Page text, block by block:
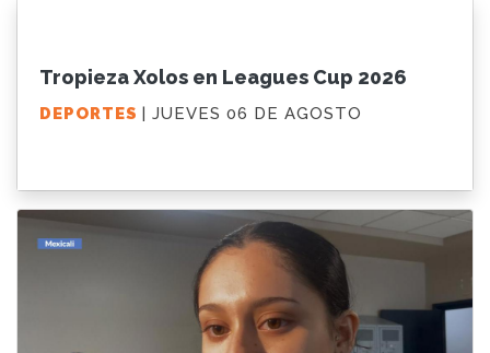
Tropieza Xolos en Leagues Cup 2026
DEPORTES | JUEVES 06 DE AGOSTO